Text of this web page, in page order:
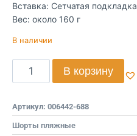
Вставка: Сетчатая подкладка
Вес: около 160 г
В наличии
В корзину
Артикул: 006442-688
Шорты пляжные